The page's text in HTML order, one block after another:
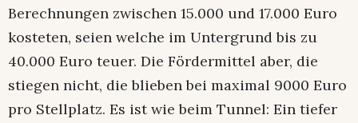
Berechnungen zwischen 15.000 und 17.000 Euro
kosteten, seien welche im Untergrund bis zu
40.000 Euro teuer. Die Fördermittel aber, die
stiegen nicht, die blieben bei maximal 9000 Euro
pro Stellplatz. Es ist wie beim Tunnel: Ein tiefer